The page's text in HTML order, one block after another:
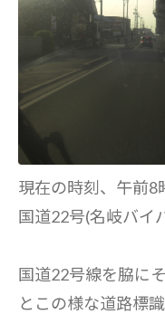
現在の時刻、午前8
国道22号(名岐バイ
国道22号線を脇に
とこの様な道路標